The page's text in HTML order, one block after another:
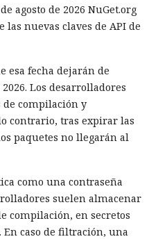
agosto de 2026 NuGet.org
nuevas claves de API de
esa fecha dejarán de
Los desarrolladores
compilación y
contrario, tras expirar las
paquetes no llegarán al
como una contraseña
suelen almacenar
compilación, en secretos
caso de filtración, una